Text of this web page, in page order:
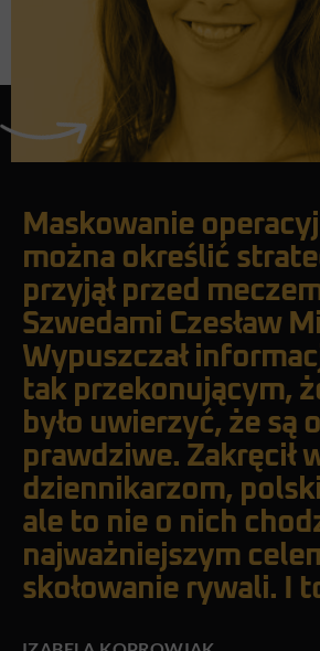
Maskowanie
można określić
przyjął przed
Szwedami Czesław
Wypuszczał
tak przekonującym,
było uwierzyć, że są
prawdziwe. Zakręcił
dziennikarzom,
ale to nie o nich
najważniejszym
skołowanie rywali. I